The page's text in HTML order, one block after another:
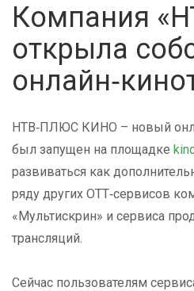
Компания
открыла
НТВ‑ПЛЮС КИНО – новый
был запущен на площадке
развиваться как
ряду других OTT‑сервисов
«Мультискрин» и сервиса
трансляций.
Сейчас пользователям